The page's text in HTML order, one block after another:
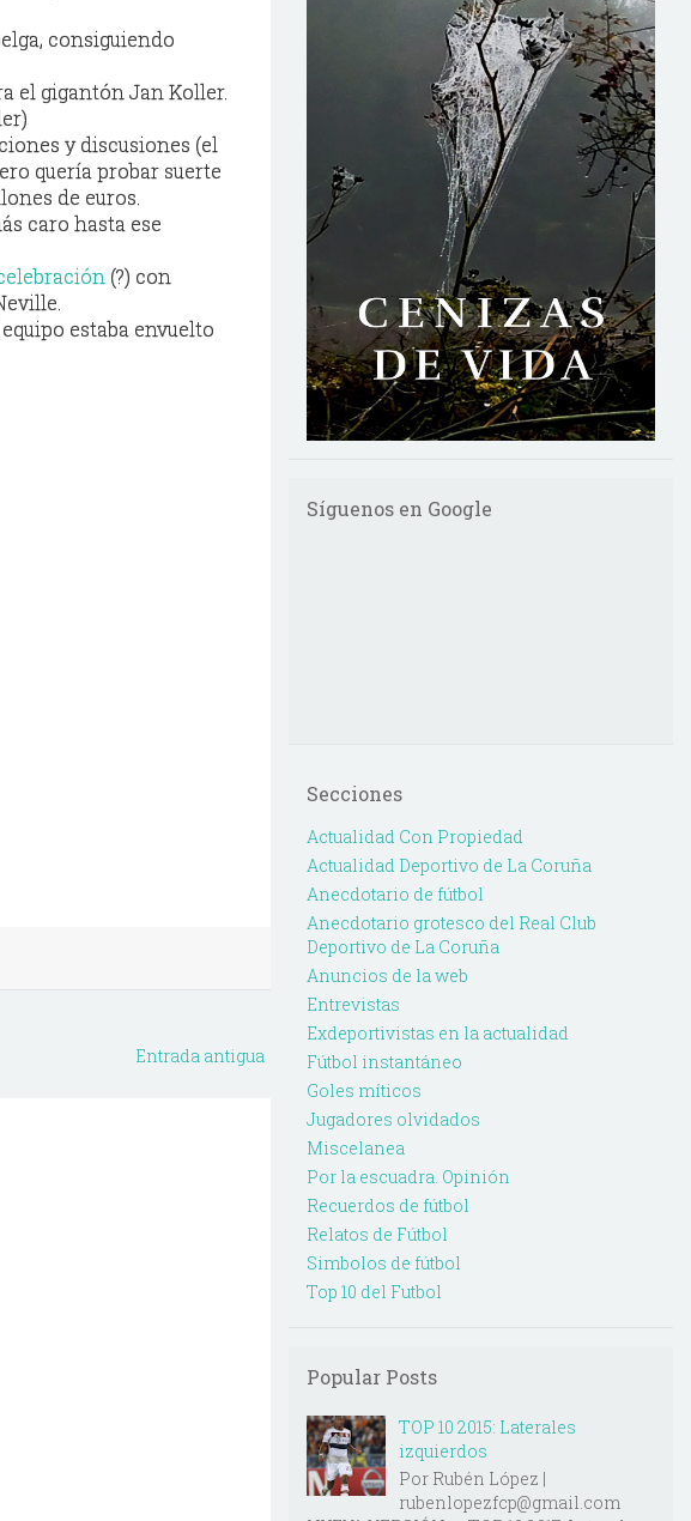
consiguiendo
el gigantón Jan Koller.
)
y discusiones (el
quería probar suerte
de euros.
caro hasta ese
(?) con
estaba envuelto
Entrada antigua
Síguenos en Google
Secciones
Actualidad Con Propiedad
Actualidad Deportivo de La Coruña
Anecdotario de fútbol
Anecdotario grotesco del Real Club
Deportivo de La Coruña
Anuncios de la web
Entrevistas
Exdeportivistas en la actualidad
Fútbol instantáneo
Goles míticos
Jugadores olvidados
Miscelanea
Por la escuadra. Opinión
Recuerdos de fútbol
Relatos de Fútbol
Simbolos de fútbol
Top 10 del Futbol
Popular Posts
TOP 10 2015: Laterales
izquierdos
Por Rubén López |
rubenlopezfcp@gmail.com